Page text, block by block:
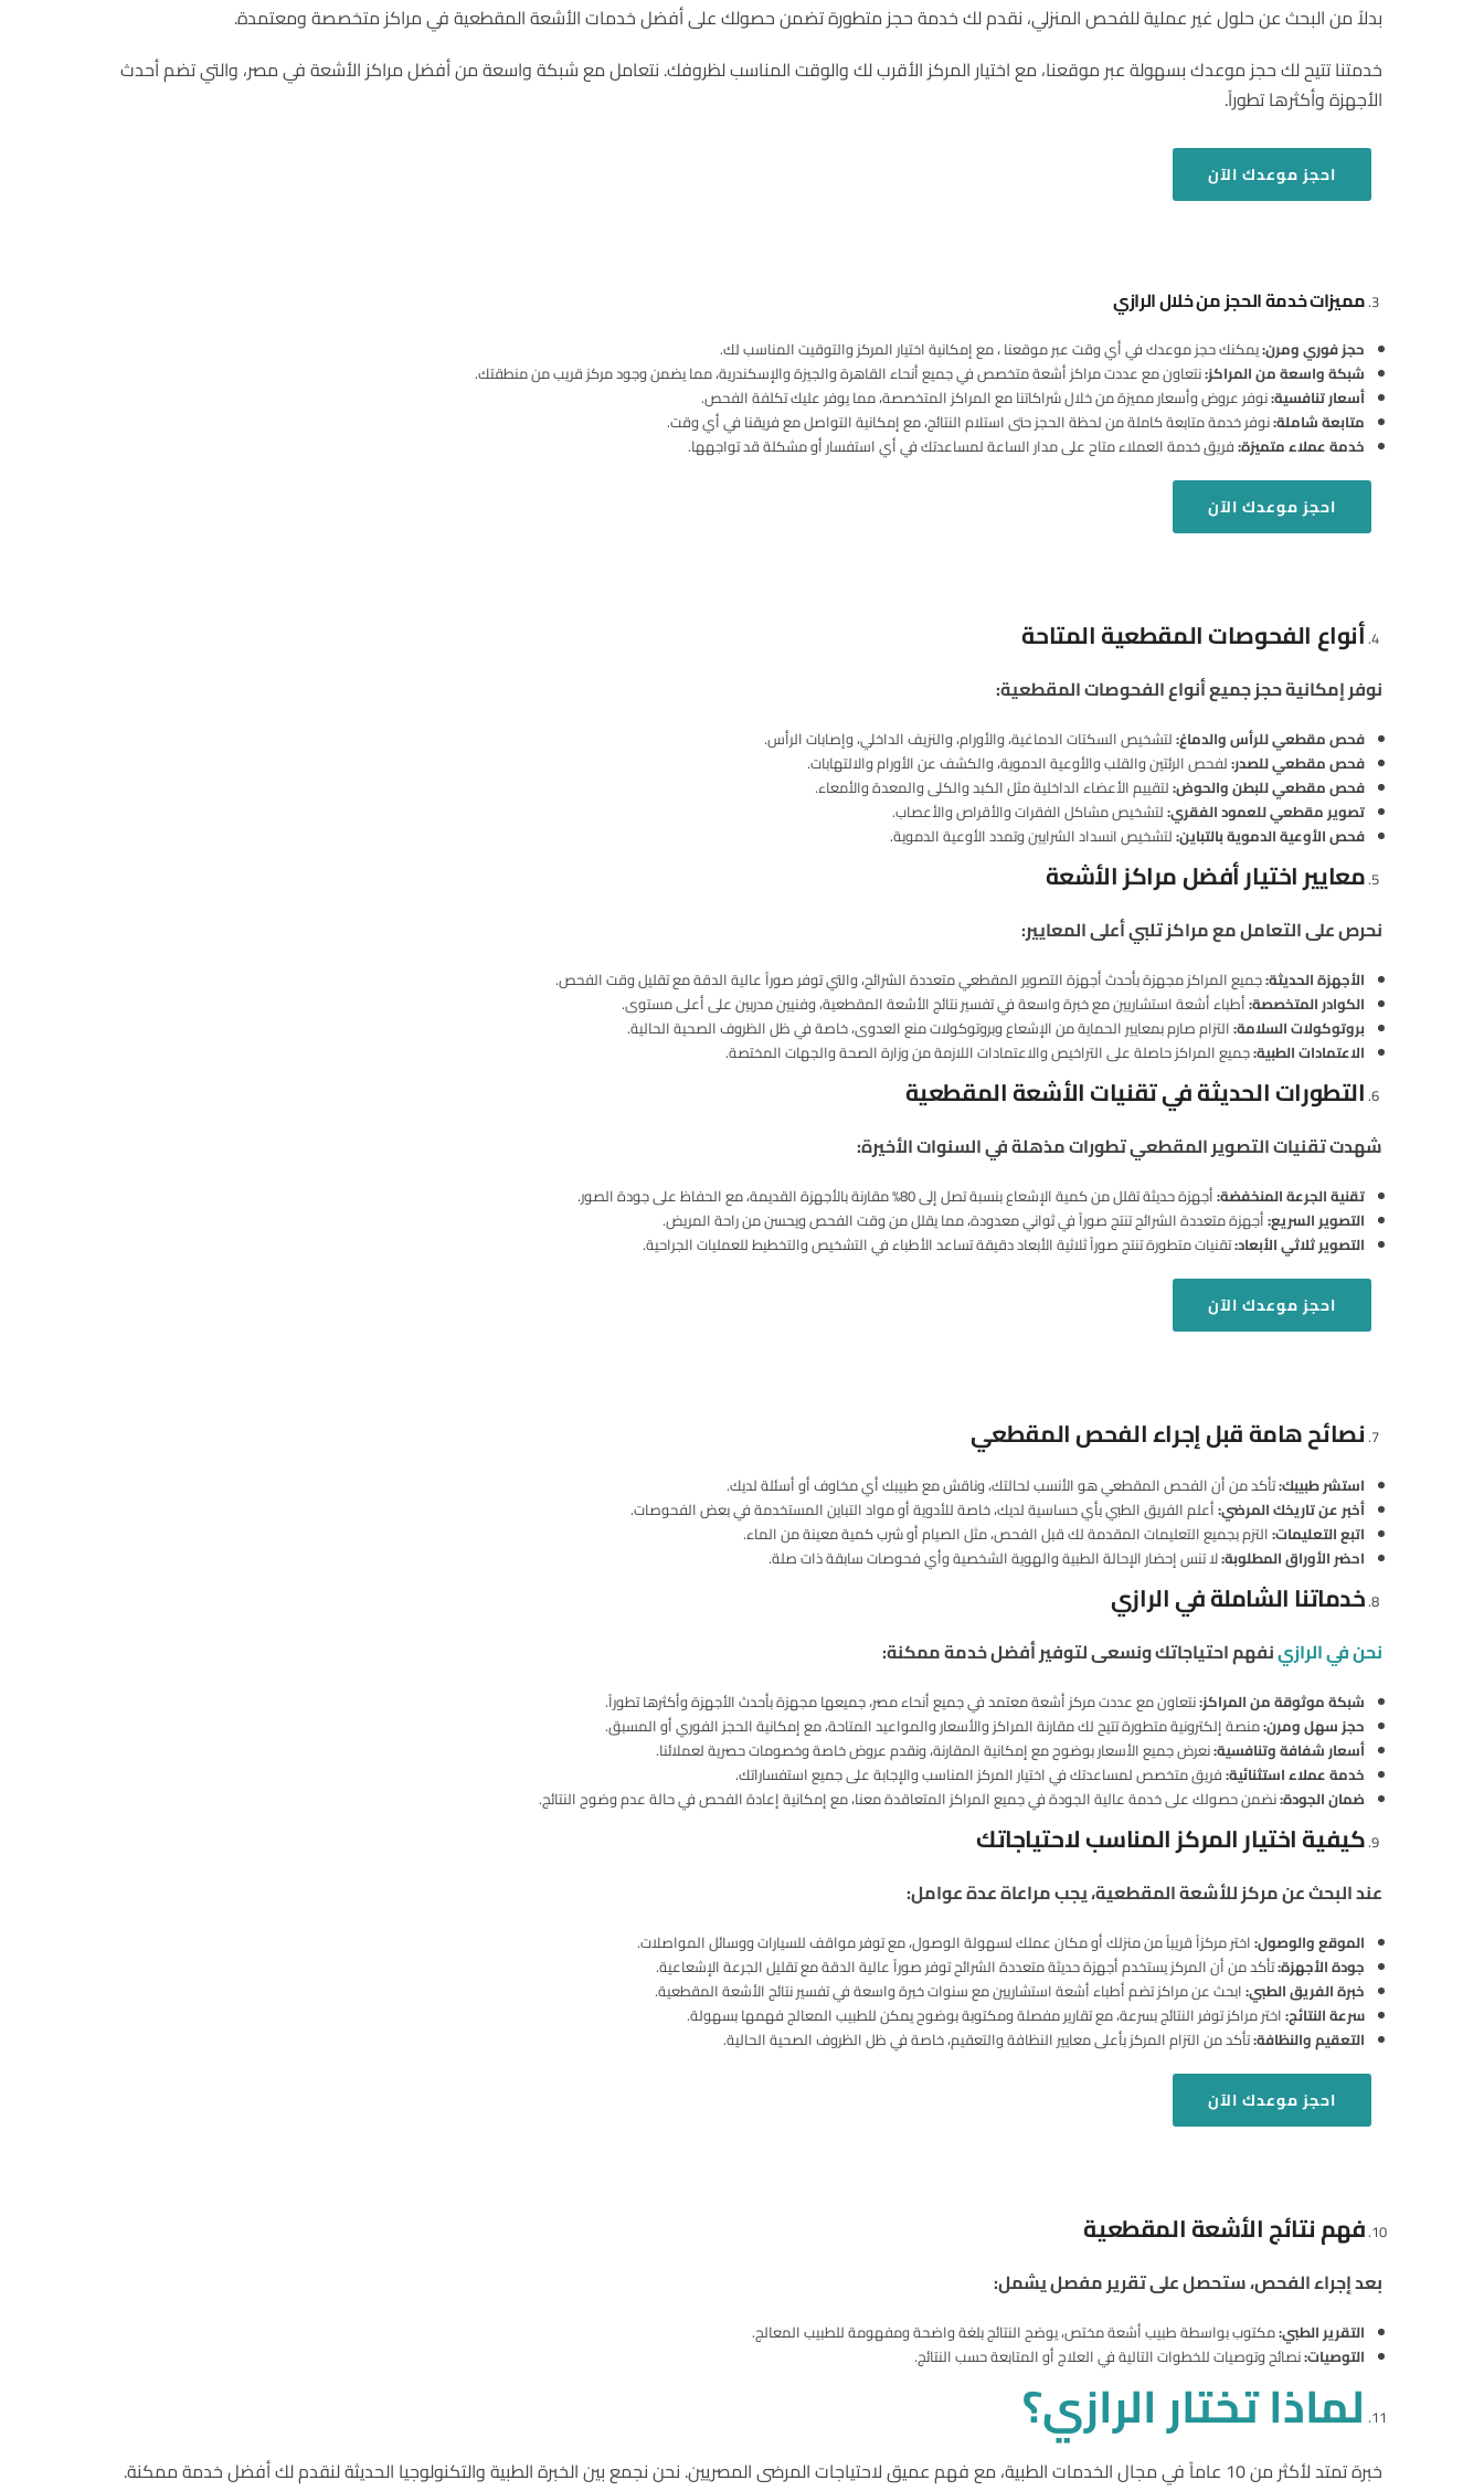
بدلاً من البحث عن حلول غير عملية للفحص المنزلي، نقدم لك خدمة حجز متطورة تضمن حصولك على أفضل خدمات الأشعة المقطعية في مراكز متخصصة ومعتمدة.
خدمتنا تتيح لك حجز موعدك بسهولة عبر موقعنا، مع اختيار المركز الأقرب لك والوقت المناسب لظروفك. نتعامل مع شبكة واسعة من أفضل مراكز الأشعة في مصر، والتي تضم أحدث
الأجهزة وأكثرها تطوراً.
احجزموعدك الآن
مميزات خدمة الحجز من خلال الرازي
حجز فوري ومرن:يمكنك حجز موعدك في أي وقت عبر موقعنا ، مع إمكانية اختيار المركز والتوقيت المناسب لك.
شبكة واسعة من المراكز:نتعاون مع عددت مراكز أشعة متخصص في جميع أنحاء القاهرة والجيزة والإسكندرية، مما يضمن وجود مركز قريب من منطقتك.
أسعار تنافسية:نوفر عروض وأسعار مميزة من خلال شراكاتنا مع المراكز المتخصصة، مما يوفر عليك تكلفة الفحص.
متابعة شاملة:نوفر خدمة متابعة كاملة من لحظة الحجز حتى استلام النتائج، مع إمكانية التواصل مع فريقنا في أي وقت.
خدمة عملاء متميزة:فريق خدمة العملاء متاح على مدار الساعة لمساعدتك في أي استفسار أو مشكلة قد تواجهها.
احجزموعدك الآن
أنواع الفحوصات المقطعية المتاحة
نوفر إمكانية حجز جميع أنواع الفحوصات المقطعية:
فحص مقطعي للرأس والدماغ:لتشخيص السكتات الدماغية، والأورام، والنزيف الداخلي، وإصابات الرأس.
فحص مقطعي للصدر:لفحص الرئتين والقلب والأوعية الدموية، والكشف عن الأورام والالتهابات.
فحص مقطعي للبطن والحوض:لتقييم الأعضاء الداخلية مثل الكبد والكلى والمعدة والأمعاء.
تصوير مقطعي للعمود الفقري:لتشخيص مشاكل الفقرات والأقراص والأعصاب.
فحص الأوعية الدموية بالتباين:لتشخيص انسداد الشرايين وتمدد الأوعية الدموية.
معايير اختيار أفضل مراكز الأشعة
نحرص على التعامل مع مراكز تلبي أعلى المعايير:
الأجهزة الحديثة:جميع المراكز مجهزة بأحدث أجهزة التصوير المقطعي متعددة الشرائح، والتي توفر صوراً عالية الدقة مع تقليل وقت الفحص.
الكوادر المتخصصة:أطباء أشعة استشاريين مع خبرة واسعة في تفسير نتائج الأشعة المقطعية، وفنيين مدربين على أعلى مستوى.
بروتوكولات السلامة:التزام صارم بمعايير الحماية من الإشعاع وبروتوكولات منع العدوى، خاصة في ظل الظروف الصحية الحالية.
الاعتمادات الطبية:جميع المراكز حاصلة على التراخيص والاعتمادات اللازمة من وزارة الصحة والجهات المختصة.
التطورات الحديثة في تقنيات الأشعة المقطعية
شهدت تقنيات التصوير المقطعي تطورات مذهلة في السنوات الأخيرة:
تقنية الجرعة المنخفضة:أجهزة حديثة تقلل من كمية الإشعاع بنسبة تصل إلى 80% مقارنة بالأجهزة القديمة، مع الحفاظ على جودة الصور.
التصوير السريع:أجهزة متعددة الشرائح تنتج صوراً في ثواني معدودة، مما يقلل من وقت الفحص ويحسن من راحة المريض.
التصوير ثلاثي الأبعاد:تقنيات متطورة تنتج صوراً ثلاثية الأبعاد دقيقة تساعد الأطباء في التشخيص والتخطيط للعمليات الجراحية.
احجزموعدك الآن
نصائح هامة قبل إجراء الفحص المقطعي
استشر طبيبك:تأكد من أن الفحص المقطعي هو الأنسب لحالتك، وناقش مع طبيبك أي مخاوف أو أسئلة لديك.
أخبر عن تاريخك المرضي:أعلم الفريق الطبي بأي حساسية لديك، خاصة للأدوية أو مواد التباين المستخدمة في بعض الفحوصات.
اتبع التعليمات:التزم بجميع التعليمات المقدمة لك قبل الفحص، مثل الصيام أو شرب كمية معينة من الماء.
احضر الأوراق المطلوبة:لا تنس إحضار الإحالة الطبية والهوية الشخصية وأي فحوصات سابقة ذات صلة.
خدماتنا الشاملة في الرازي
نحن في الرازينفهم احتياجاتك ونسعى لتوفير أفضل خدمة ممكنة:
شبكة موثوقة من المراكز:نتعاون مع عددت مركز أشعة معتمد في جميع أنحاء مصر، جميعها مجهزة بأحدث الأجهزة وأكثرها تطوراً.
حجز سهل ومرن:منصة إلكترونية متطورة تتيح لك مقارنة المراكز والأسعار والمواعيد المتاحة، مع إمكانية الحجز الفوري أو المسبق.
أسعار شفافة وتنافسية:نعرض جميع الأسعار بوضوح مع إمكانية المقارنة، ونقدم عروض خاصة وخصومات حصرية لعملائنا.
خدمة عملاء استثنائية:فريق متخصص لمساعدتك في اختيار المركز المناسب والإجابة على جميع استفساراتك.
ضمان الجودة:نضمن حصولك على خدمة عالية الجودة في جميع المراكز المتعاقدة معنا، مع إمكانية إعادة الفحص في حالة عدم وضوح النتائج.
كيفية اختيار المركز المناسب لاحتياجاتك
عند البحث عن مركز للأشعة المقطعية، يجب مراعاة عدة عوامل:
الموقع والوصول:اختر مركزاً قريباً من منزلك أو مكان عملك لسهولة الوصول، مع توفر مواقف للسيارات ووسائل المواصلات.
جودة الأجهزة:تأكد من أن المركز يستخدم أجهزة حديثة متعددة الشرائح توفر صوراً عالية الدقة مع تقليل الجرعة الإشعاعية.
خبرة الفريق الطبي:ابحث عن مراكز تضم أطباء أشعة استشاريين مع سنوات خبرة واسعة في تفسير نتائج الأشعة المقطعية.
سرعة النتائج:اختر مراكز توفر النتائج بسرعة، مع تقارير مفصلة ومكتوبة بوضوح يمكن للطبيب المعالج فهمها بسهولة.
التعقيم والنظافة:تأكد من التزام المركز بأعلى معايير النظافة والتعقيم، خاصة في ظل الظروف الصحية الحالية.
احجزموعدك الآن
فهم نتائج الأشعة المقطعية
بعد إجراء الفحص، ستحصل على تقرير مفصل يشمل:
التقرير الطبي:مكتوب بواسطة طبيب أشعة مختص، يوضح النتائج بلغة واضحة ومفهومة للطبيب المعالج.
التوصيات:نصائح وتوصيات للخطوات التالية في العلاج أو المتابعة حسب النتائج.
لماذا تختار الرازي؟
خبرة تمتد لأكثر من 10 عاماً في مجال الخدمات الطبية، مع فهم عميق لاحتياجات المرضى المصريين. نحن نجمع بين الخبرة الطبية والتكنولوجيا الحديثة لنقدم لك أفضل خدمة ممكنة.